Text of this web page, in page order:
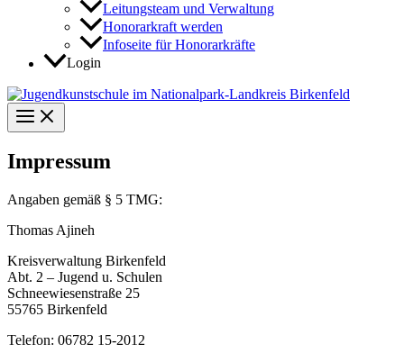
Leitungsteam und Verwaltung
Honorarkraft werden
Infoseite für Honorarkräfte
Login
Impressum
Angaben gemäß § 5 TMG:
Thomas Ajineh
Kreisverwaltung Birkenfeld
Abt. 2 – Jugend u. Schulen
Schneewiesenstraße 25
55765 Birkenfeld
Telefon: 06782 15-2012